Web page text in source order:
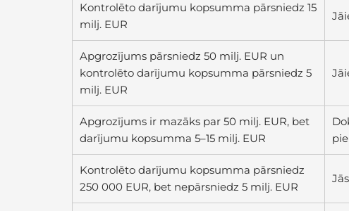
Kontrolēto darījumu kopsumma pārsniedz 15
milj. EUR
Apgrozījums pārsniedz 50 milj. EUR un
kontrolēto darījumu kopsumma pārsniedz 5
milj. EUR
Apgrozījums ir mazāks par 50 milj. EUR, bet
darījumu kopsumma 5–15 milj. EUR
Kontrolēto darījumu kopsumma pārsniedz
250 000 EUR, bet nepārsniedz 5 milj. EUR